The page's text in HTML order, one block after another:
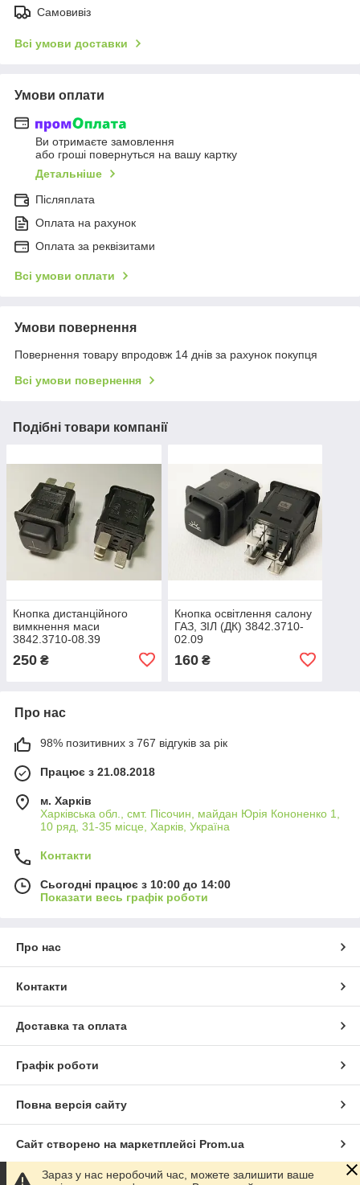
Самовивіз
Всі умови доставки
Умови оплати
Ви отримаєте замовлення
або гроші повернуться на вашу картку
Детальніше
Післяплата
Оплата на рахунок
Оплата за реквізитами
Всі умови оплати
Умови повернення
Повернення товару впродовж 14 днів за рахунок покупця
Всі умови повернення
Подібні товари компанії
Кнопка дистанційного
вимкнення маси
3842.3710-08.39
250 ₴
Кнопка освітлення салону
ГАЗ, ЗІЛ (ДК) 3842.3710-
02.09
160₴
Про нас
98% позитивних з 767 відгуків за рік
Працює з 21.08.2018
м. Харків
Харківська обл., смт. Пісочин, майдан Юрія Кононенко 1,
10 ряд, 31-35 місце, Харків, Україна
Контакти
Сьогодні працює з 10:00 до 14:00
Показати весь графік роботи
Про нас
Контакти
Доставка та оплата
Графік роботи
Повна версія сайту
Сайт створено на маркетплейсі Prom.ua
Зараз у нас неробочий час, можете залишити ваше